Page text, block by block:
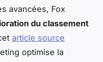
avancées, Fox
du classement
article source
optimise la